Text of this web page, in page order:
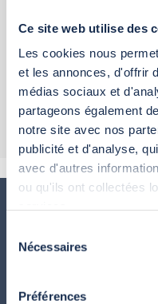
Ce site web utilise des
Les cookies nous
et les annonces, d'offrir
médias sociaux et
partageons également
notre site avec nos
publicité et d'analyse,
avec d'autres
ou qu'ils ont collectées
Nécessaires
Préférences
d'un groupe, de ses
exclusivement française.
sont conformes à la norme
Nos